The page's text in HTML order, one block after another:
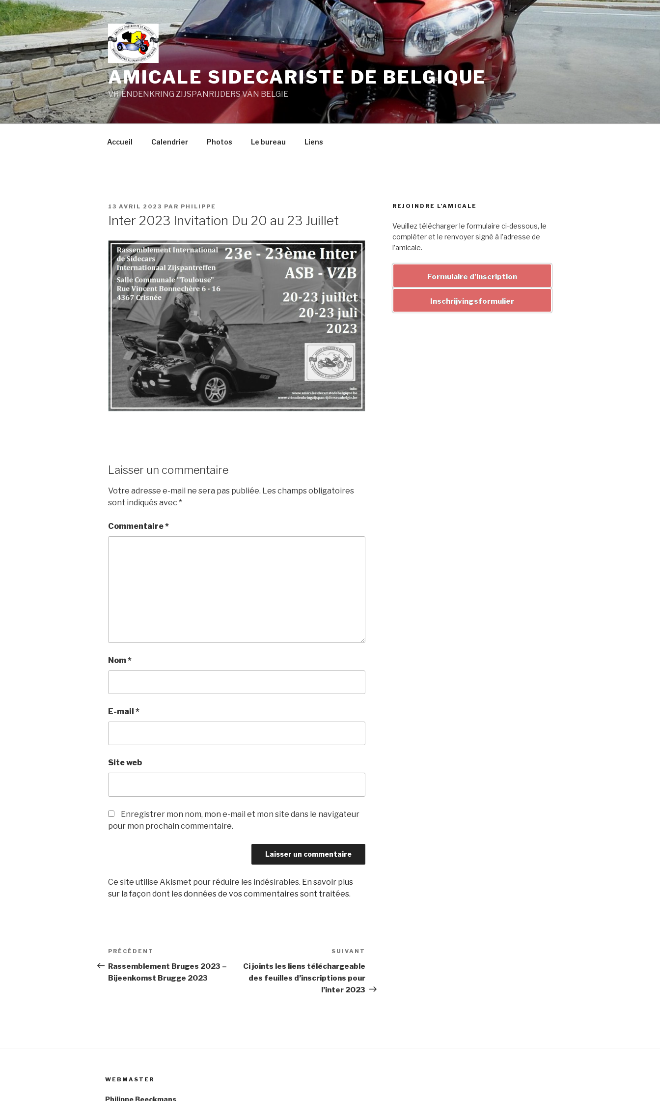
Aller
au
contenu
principal
AMICALE SIDECARISTE DE BELGIQUE
VRIENDENKRING ZIJSPANRIJDERS VAN BELGIE
Accueil Calendrier Photos Le bureau Liens
PUBLIÉ
13 AVRIL 2023 PAR PHILIPPE
Inter 2023 Invitation Du 20 au 23 Juillet
Laisser un commentaire
Votre adresse e-mail ne sera pas publiée. Les champs obligatoires
sont indiqués avec *
Commentaire*
Nom*
E-mail *
Site web
Enregistrer mon nom, mon e-mail et mon site dans le navigateur
pour mon prochain commentaire.
Ce site utilise Akismet pour réduire les indésirables. En savoir plus
sur la façon dont les données de vos commentaires sont traitées.
Navigation
de
l’article
Article
précédent
PRÉCÉDENT
Rassemblement Bruges 2023 –
Bijeenkomst Brugge 2023
SUIVANT
Ci joints les liens téléchargeable
des feuilles d’inscriptions pour
l’inter 2023
REJOINDRE L’AMICALE
Veuillez télécharger le formulaire ci-dessous, le
compléter et le renvoyer signé à l’adresse de
l’amicale.
Formulaire d'inscription
Inschrijvingsformulier
WEBMASTER
Philippe Beeckmans